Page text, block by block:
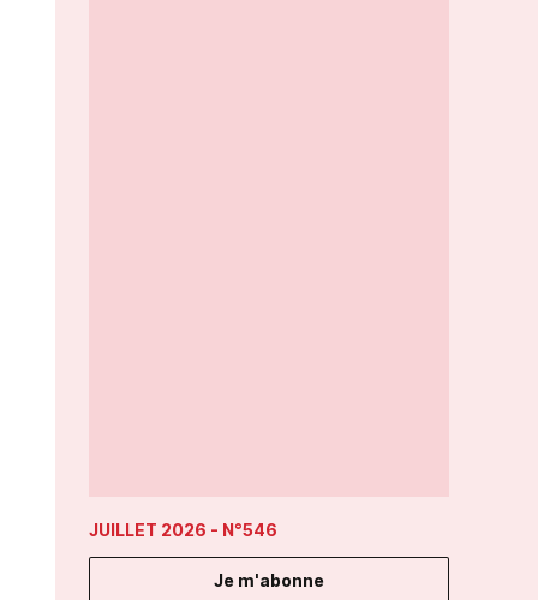
JUILLET 2026 - N°546
Je m'abonne